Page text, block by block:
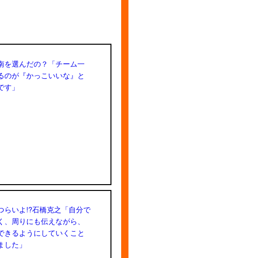
を選んだの？「チーム一
のが『かっこいいな』と
」
らいよ!?石橋克之「自分で
周りにも伝えながら、
きるようにしていくこと
た」